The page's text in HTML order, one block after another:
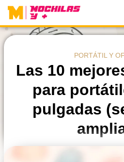
Skip
content
PORTÁTIL Y
Las 10
para
pulgadas